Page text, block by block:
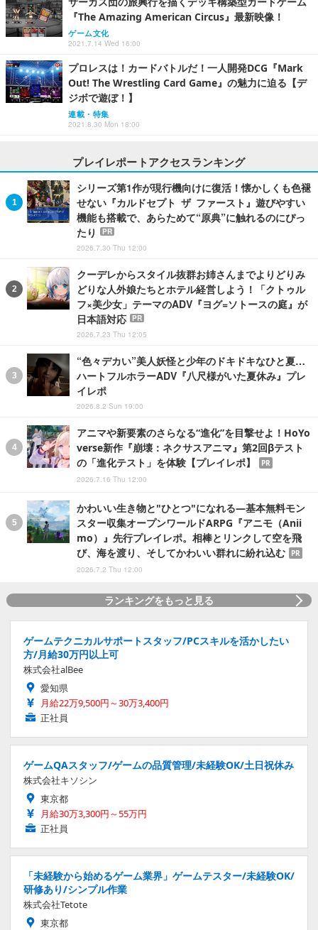
『The Amazing American Circus』最新映像！
ゲーム文化
2021.7.14 Wed 16:00
プロレスは！カードバトルだ！一人開発DCG『Mark
Out! The Wrestling Card Game』の魅力に迫る【デ
ジボで遊ぼ！】
連載・特集
2021.8.30 Mon 18:00
プレイレポートアクセスランキング
シリーズ第1作が現行機向けに復活！懐かしくも色褪
せない『カルドセプト ザ ファースト』遊びやすい
機能も搭載で、あらためて“原典”に触れるのにぴっ
たり
PR
2026.7.30 Thu 12:00
クーデレからスタイル抜群お姉さんまでよりどりみ
どりな人外娘たちとホテル経営しよう！「クトゥル
フ×美少女」テーマのADV『ヨグ=ソトースの庭』が
日本語対応
PR
2026.7.23 Thu 12:05
“色々デカい”美人妖怪と少年のドキドキなひと夏…
ハートフルホラーADV『八尺様がいた夏休み』プレ
イレポ
2026.8.2 Sun 19:00
アニマや新要素のさらなる“進化”を目撃せよ！HoYo
verse新作『崩壊：ネクサスアニマ』第2回βテスト
の「進化テスト」を体験【プレイレポ】
PR
2026.7.16 Thu 12:00
かわいい生き物と"ひとつ"になれる―基本無料モン
スター収集オープンワールドARPG『アニモ（Anii
mo）』先行プレイレポ。相棒とリンクして空を飛
び、海を渡り、そしてかわいい群れに紛れ込む
PR
2026.7.2 Thu 12:00
ランキングをもっと見る
ゲームテクニカルサポートスタッフ/PCスキルを活かしたい
方/月給30万円以上可
株式会社alBee
愛知県
月給22万9,500円～30万3,400円
正社員
ゲームQAスタッフ/ゲームの品質管理/未経験OK/土日祝休み
株式会社キソシン
東京都
月給30万3,300円～55万円
正社員
「未経験から始めるゲーム業界」ゲームテスター/未経験OK/
研修あり/シンプル作業
株式会社Tetote
東京都